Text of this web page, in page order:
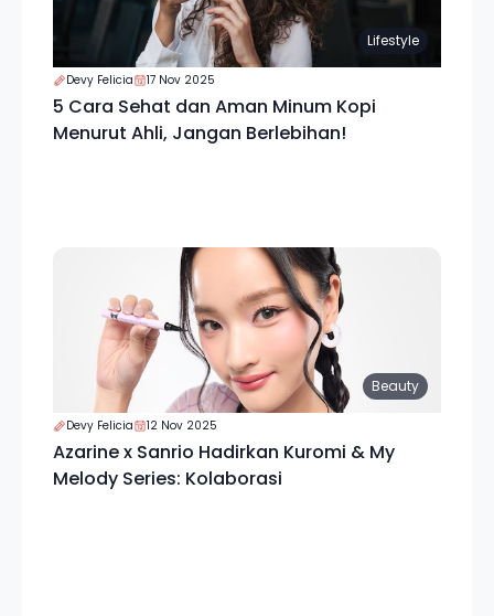
Lifestyle
Devy Felicia 17 Nov 2025
5 Cara Sehat dan Aman Minum Kopi
Menurut Ahli, Jangan Berlebihan!
Beauty
Devy Felicia 12 Nov 2025
Azarine x Sanrio Hadirkan Kuromi & My
Melody Series: Kolaborasi